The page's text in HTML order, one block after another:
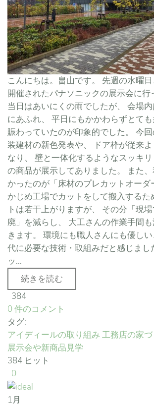
こんにちは。畠山です。 先週の水曜
開催されたパナソニックの展示会に行
当日はあいにくの雨でしたが、 会場
にあふれ、 平日にもかかわらずとて
賑わっていたのが印象的でした。 今
装建材の新色発表や、 ドア枠が従来よ
なり、 壁と一体化するようなスッキ
の商品が展示してありました。 また
かったのが「床材のプレカットオーダ
かじめ工場でカットをして搬入するた
トは若干上がりますが、 その分「現
廃」を減らし、 大工さんの作業手間
きます。 環境にも職人さんにも優し
代に必要な技術・取組みだと感じまし
ッ...
続きを読む
384
0 件のコメント
タグ:
アイディールの取り組み 工務店の家づ
展示会や新商品見学
384 ヒット
0
1月